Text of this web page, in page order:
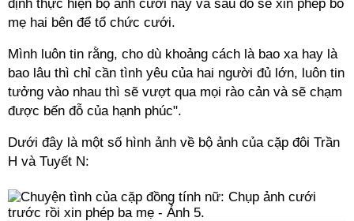
định thực hiện bộ ảnh cưới này và sau đó sẽ xin phép bố
mẹ hai bên để tổ chức cưới.
Mình luôn tin rằng, cho dù khoảng cách là bao xa hay là
bao lâu thì chỉ cần tình yêu của hai người đủ lớn, luôn tin
tưởng vào nhau thì sẽ vượt qua mọi rào cản và sẽ chạm
được bến đỗ của hạnh phúc".
Dưới đây là một số hình ảnh về bộ ảnh của cặp đôi Trần
H và Tuyết N: